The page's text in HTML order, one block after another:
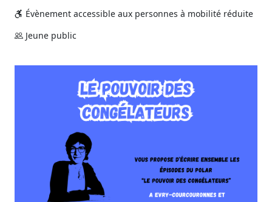
Évènement accessible aux personnes à mobilité réduite
Jeune public